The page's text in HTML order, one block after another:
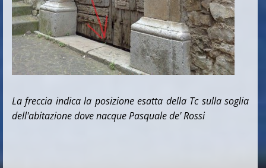
La freccia indica la posizione esatta della Tc sulla soglia
dell'abitazione dove nacque Pasquale de' Rossi